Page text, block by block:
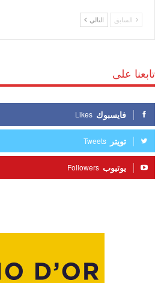
السابق التالي
تابعنا على
فايسبوك Likes
تويتر Tweets
يوتيوب Followers